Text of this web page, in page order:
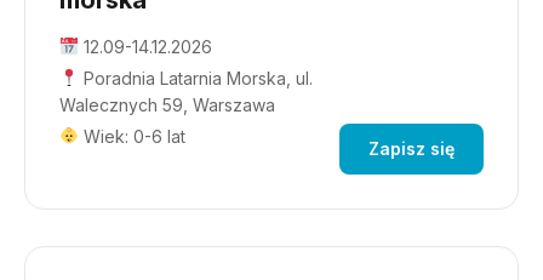
12.09-14.12.2026
Poradnia Latarnia Morska, ul.
Walecznych 59, Warszawa
Wiek: 0-6 lat
Zapisz się